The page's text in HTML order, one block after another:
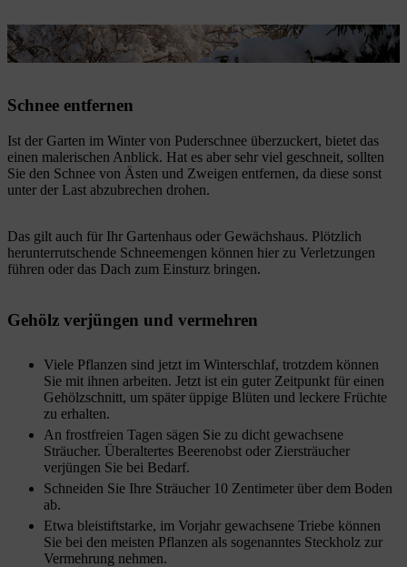
Auch im Winter gibt es Gartenarbeiten zu erledigen.
Schnee entfernen
Ist der Garten im Winter von Puderschnee überzuckert, bietet das
einen malerischen Anblick. Hat es aber sehr viel geschneit, sollten
Sie den Schnee von Ästen und Zweigen entfernen, da diese sonst
unter der Last abzubrechen drohen.
Das gilt auch für Ihr Gartenhaus oder Gewächshaus. Plötzlich
herunterrutschende Schneemengen können hier zu Verletzungen
führen oder das Dach zum Einsturz bringen.
Gehölz verjüngen und vermehren
Viele Pflanzen sind jetzt im Winterschlaf, trotzdem können
Sie mit ihnen arbeiten. Jetzt ist ein guter Zeitpunkt für einen
Gehölzschnitt, um später üppige Blüten und leckere Früchte
zu erhalten.
An frostfreien Tagen sägen Sie zu dicht gewachsene
Sträucher. Überaltertes Beerenobst oder Ziersträucher
verjüngen Sie bei Bedarf.
Schneiden Sie Ihre Sträucher 10 Zentimeter über dem Boden
ab.
Etwa bleistiftstarke, im Vorjahr gewachsene Triebe können
Sie bei den meisten Pflanzen als sogenanntes Steckholz zur
Vermehrung nehmen.